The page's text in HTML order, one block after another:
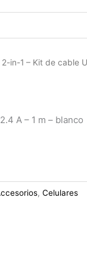
in-1 – Kit de cable
A – 1 m – blanco
,Celulares